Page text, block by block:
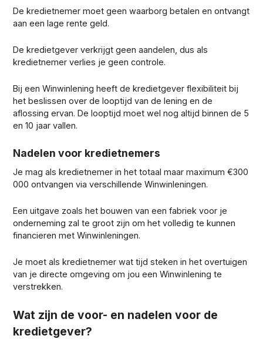
De kredietnemer moet geen waarborg betalen en ontvangt
aan een lage rente geld.
De kredietgever verkrijgt geen aandelen, dus als
kredietnemer verlies je geen controle.
Bij een Winwinlening heeft de kredietgever flexibiliteit bij
het beslissen over de looptijd van de lening en de
aflossing ervan. De looptijd moet wel nog altijd binnen de 5
en 10 jaar vallen.
Nadelen voor kredietnemers
Je mag als kredietnemer in het totaal maar maximum €300
000 ontvangen via verschillende Winwinleningen.
Een uitgave zoals het bouwen van een fabriek voor je
onderneming zal te groot zijn om het volledig te kunnen
financieren met Winwinleningen.
Je moet als kredietnemer wat tijd steken in het overtuigen
van je directe omgeving om jou een Winwinlening te
verstrekken.
Wat zijn de voor- en nadelen voor de
kredietgever?